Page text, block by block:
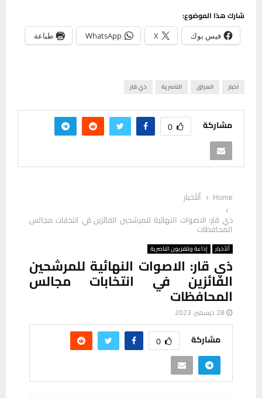
شارك هذا الموضوع:
فيس بوك X
WhatsApp طباعة
اخبار العراق الناصرية ذي قار
مشاركة 0
Home
ألأخبار
ذي قار: الاصوات النهائية للمرشحين الفائزين في انتخابات مجالس
المحافظات
ألأخبار إذاعة وتلفزيون الناصرية
ذي قار: الاصوات النهائية للمرشحين
الفائزين في انتخابات مجالس
المحافظات
28 ديسمبر، 2023
مشاركة 0